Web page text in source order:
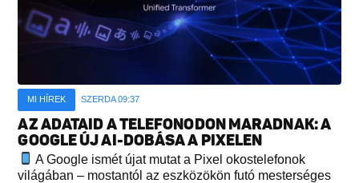
MI HÍREK SZERDA 09:37
AZ ADATAID A TELEFONODON MARADNAK: A
GOOGLE ÚJ AI-DOBÁSA A PIXELEN
A Google ismét újat mutat a Pixel okostelefonok
világában – mostantól az eszközökön futó mesterséges